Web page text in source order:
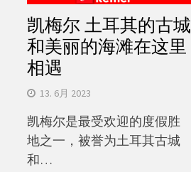
凯梅尔 土耳其的古城
和美丽的海滩在这里
相遇
13. 6月 2023
凯梅尔是最受欢迎的度假胜
地之一，被誉为土耳其古城
和…